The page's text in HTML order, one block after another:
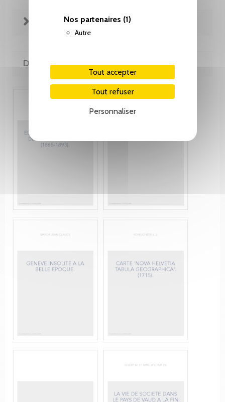
Nos partenaires (1)
Autre
Tout accepter
Tout refuser
Personnaliser
FICHE TECHNIQUE
DE LA MÊME COLLECTION